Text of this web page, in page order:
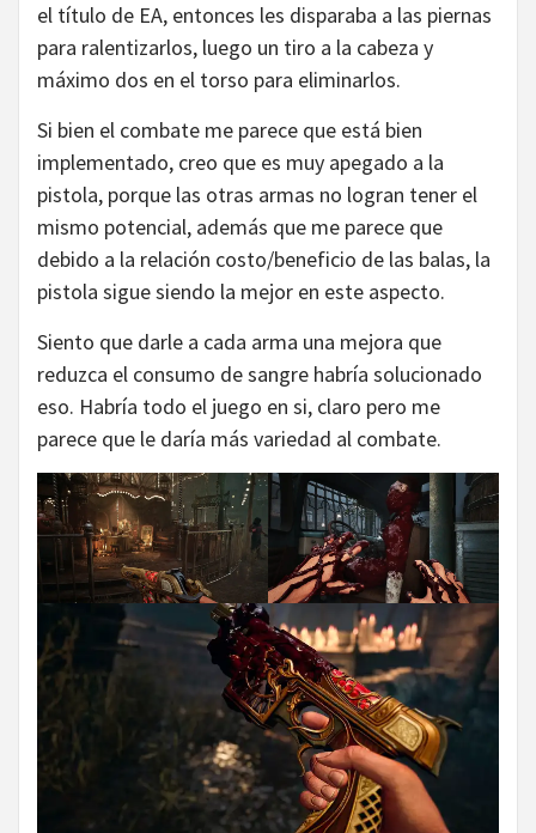
el título de EA, entonces les disparaba a las piernas
para ralentizarlos, luego un tiro a la cabeza y
máximo dos en el torso para eliminarlos.
Si bien el combate me parece que está bien
implementado, creo que es muy apegado a la
pistola, porque las otras armas no logran tener el
mismo potencial, además que me parece que
debido a la relación costo/beneficio de las balas, la
pistola sigue siendo la mejor en este aspecto.
Siento que darle a cada arma una mejora que
reduzca el consumo de sangre habría solucionado
eso. Habría todo el juego en si, claro pero me
parece que le daría más variedad al combate.